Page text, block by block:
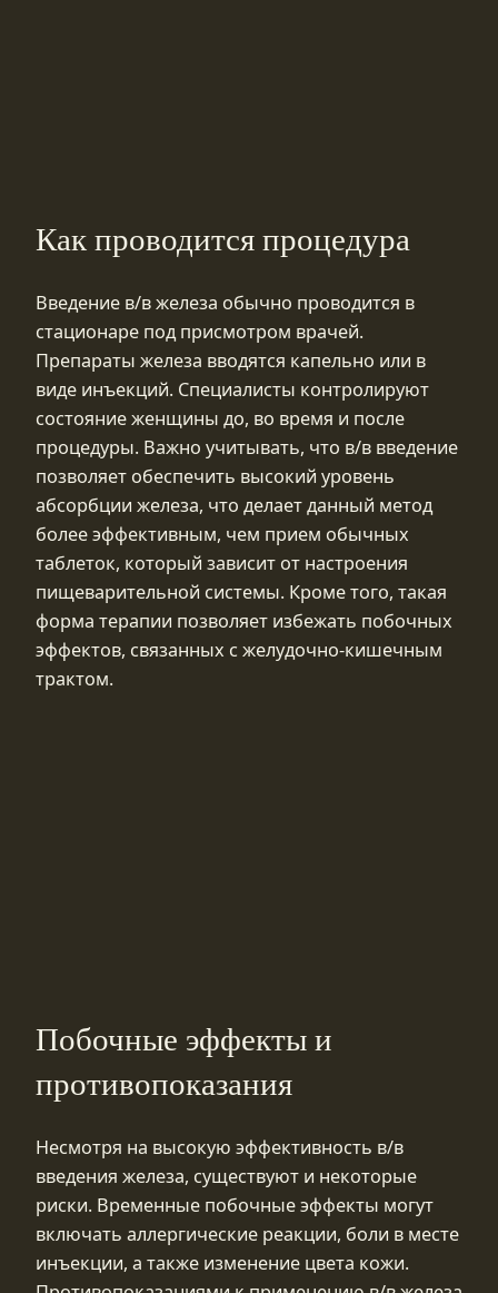
Как проводится процедура
Введение в/в железа обычно проводится в
стационаре под присмотром врачей.
Препараты железа вводятся капельно или в
виде инъекций. Специалисты контролируют
состояние женщины до, во время и после
процедуры. Важно учитывать, что в/в введение
позволяет обеспечить высокий уровень
абсорбции железа, что делает данный метод
более эффективным, чем прием обычных
таблеток, который зависит от настроения
пищеварительной системы. Кроме того, такая
форма терапии позволяет избежать побочных
эффектов, связанных с желудочно-кишечным
трактом.
Побочные эффекты и
противопоказания
Несмотря на высокую эффективность в/в
введения железа, существуют и некоторые
риски. Временные побочные эффекты могут
включать аллергические реакции, боли в месте
инъекции, а также изменение цвета кожи.